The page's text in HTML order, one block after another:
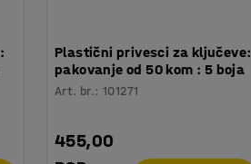
Plastični privesci za ključeve:
pakovanje od 50 kom : 5 boja
Art. br.:101271
455,00